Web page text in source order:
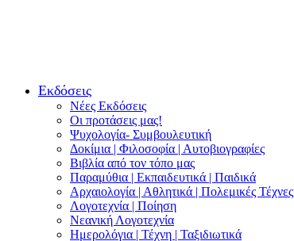
Εκδόσεις
Νέες Εκδόσεις
Οι προτάσεις μας!
Ψυχολογία- Συμβουλευτική
Δοκίμια | Φιλοσοφία | Αυτοβιογραφίες
Βιβλία από τον τόπο μας
Παραμύθια | Εκπαιδευτικά | Παιδικά
Αρχαιολογία | Αθλητικά | Πολεμικές Τέχνες
Λογοτεχνία | Ποίηση
Νεανική Λογοτεχνία
Ημερολόγια | Τέχνη | Ταξιδιωτικά